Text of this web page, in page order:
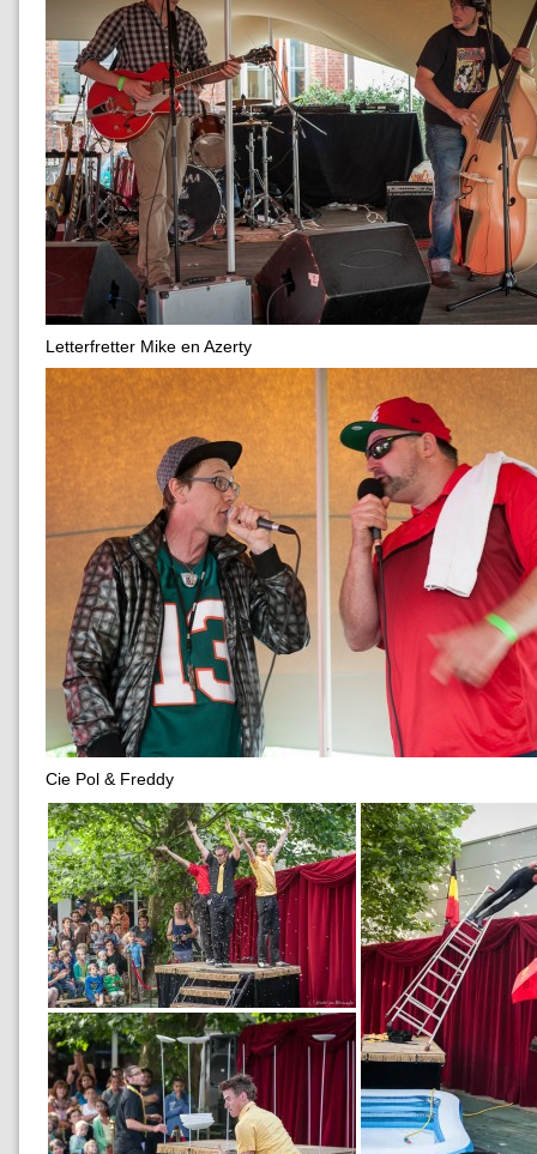
Letterfretter Mike en Azerty
Cie Pol & Freddy